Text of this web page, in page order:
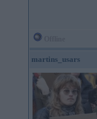
martins_usars